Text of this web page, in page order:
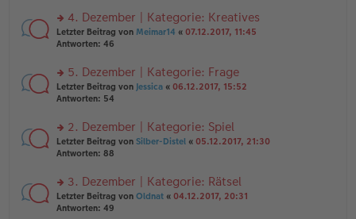
tr
a
g
e
n
er
tr
a
g
n
g
el
e
n
er
tr
a
g
rs
te
n
g
el
e
n
er
tr
a
g
4. Dezember | Kategorie: Kreatives
Letzter Beitrag von Meimar14 « 07.12.2017, 11:45
Antworten: 46
rs
te
n
g
el
e
n
er
5. Dezember | Kategorie: Frage
Letzter Beitrag von Jessica « 06.12.2017, 15:52
Antworten: 54
rs
te
n
g
el
2. Dezember | Kategorie: Spiel
Letzter Beitrag von Silber-Distel « 05.12.2017, 21:30
Antworten: 88
rs
te
3. Dezember | Kategorie: Rätsel
Letzter Beitrag von Oldnat « 04.12.2017, 20:31
Antworten: 49